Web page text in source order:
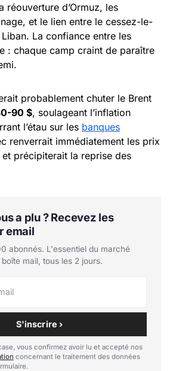
réouverture d’Ormuz, les
et le lien entre le cessez-le-
La confiance entre les
: chaque camp craint de paraître
probablement chuter le Brent
90 $, soulageant l’inflation
l’étau sur les banques
renverrait immédiatement les prix
et précipiterait la reprise des
a plu ? Recevez les
email
abonnés. L'essentiel du marché
mail, tous les 2 jours.
S'inscrire ›
vous confirmez avoir lu et accepté nos
concernant le traitement des données